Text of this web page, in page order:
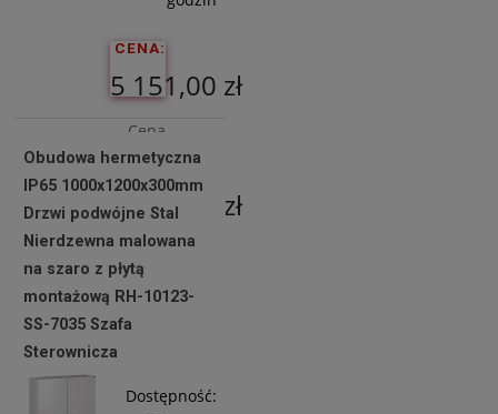
CENA:
5 151,00 zł
Cena
netto:
4 187,80 zł
Koszyka
Obudowa hermetyczna
IP65 1000x1200x300mm
Drzwi podwójne Stal
Nierdzewna malowana
na szaro z płytą
montażową RH-10123-
SS-7035 Szafa
Sterownicza
Dostępność: